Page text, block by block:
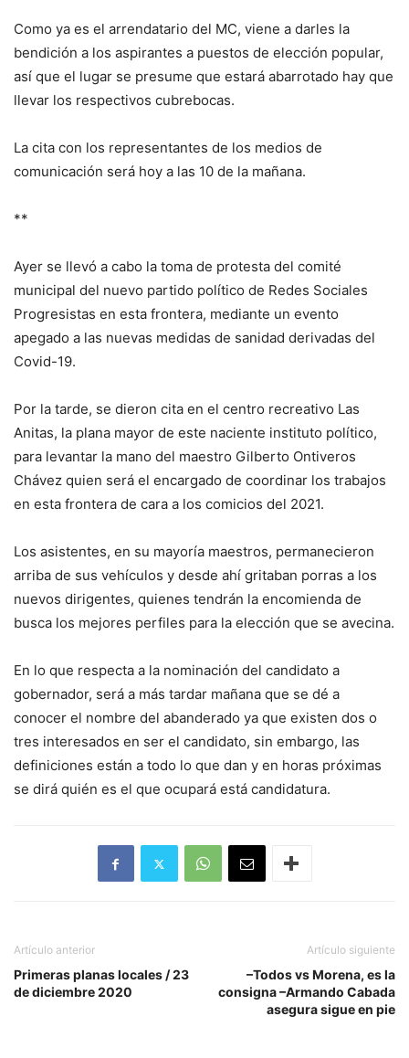
Como ya es el arrendatario del MC, viene a darles la
bendición a los aspirantes a puestos de elección popular,
así que el lugar se presume que estará abarrotado hay que
llevar los respectivos cubrebocas.
La cita con los representantes de los medios de
comunicación será hoy a las 10 de la mañana.
**
Ayer se llevó a cabo la toma de protesta del comité
municipal del nuevo partido político de Redes Sociales
Progresistas en esta frontera, mediante un evento
apegado a las nuevas medidas de sanidad derivadas del
Covid-19.
Por la tarde, se dieron cita en el centro recreativo Las
Anitas, la plana mayor de este naciente instituto político,
para levantar la mano del maestro Gilberto Ontiveros
Chávez quien será el encargado de coordinar los trabajos
en esta frontera de cara a los comicios del 2021.
Los asistentes, en su mayoría maestros, permanecieron
arriba de sus vehículos y desde ahí gritaban porras a los
nuevos dirigentes, quienes tendrán la encomienda de
busca los mejores perfiles para la elección que se avecina.
En lo que respecta a la nominación del candidato a
gobernador, será a más tardar mañana que se dé a
conocer el nombre del abanderado ya que existen dos o
tres interesados en ser el candidato, sin embargo, las
definiciones están a todo lo que dan y en horas próximas
se dirá quién es el que ocupará está candidatura.
Artículo anterior
Primeras planas locales / 23
de diciembre 2020
Artículo siguiente
–Todos vs Morena, es la
consigna –Armando Cabada
asegura sigue en pie